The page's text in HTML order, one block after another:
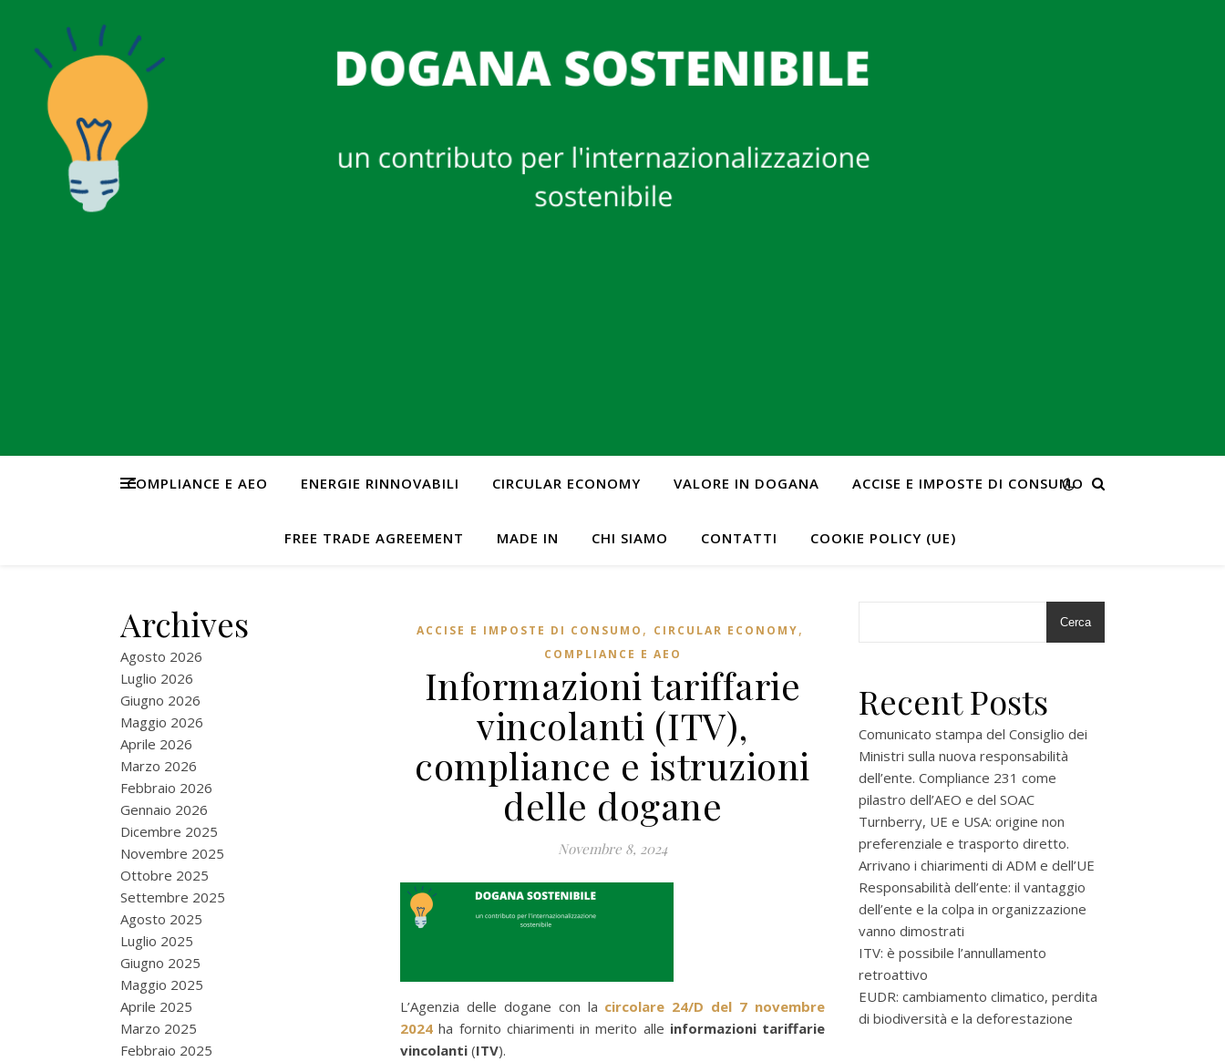
COMPLIANCE E AEO ENERGIE RINNOVABILI CIRCULAR ECONOMY VALORE IN DOGANA ACCISE E IMPOSTE DI CONSUMO
FREE TRADE AGREEMENT MADE IN CHI SIAMO CONTATTI COOKIE POLICY (UE)
Archives
Agosto 2026
Luglio 2026
Giugno 2026
Maggio 2026
Aprile 2026
Marzo 2026
Febbraio 2026
Gennaio 2026
Dicembre 2025
Novembre 2025
Ottobre 2025
Settembre 2025
Agosto 2025
Luglio 2025
Giugno 2025
Maggio 2025
Aprile 2025
Marzo 2025
Febbraio 2025
ACCISE E IMPOSTE DI CONSUMO , CIRCULAR ECONOMY,
COMPLIANCE E AEO
Informazioni tariffarie
vincolanti (ITV),
compliance e istruzioni
delle dogane
Novembre 8, 2024
L’Agenzia delle dogane con la circolare 24/D del 7 novembre
2024 ha fornito chiarimenti in merito alle informazioni tariffarie
vincolanti (ITV).
Cerca
Recent Posts
Comunicato stampa del Consiglio dei
Ministri sulla nuova responsabilità
dell’ente. Compliance 231 come
pilastro dell’AEO e del SOAC
Turnberry, UE e USA: origine non
preferenziale e trasporto diretto.
Arrivano i chiarimenti di ADM e dell’UE
Responsabilità dell’ente: il vantaggio
dell’ente e la colpa in organizzazione
vanno dimostrati
ITV: è possibile l’annullamento
retroattivo
EUDR: cambiamento climatico, perdita
di biodiversità e la deforestazione